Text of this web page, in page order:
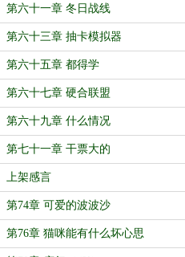
第六十一章 冬日战线
第六十三章 抽卡模拟器
第六十五章 都得学
第六十七章 硬合联盟
第六十九章 什么情况
第七十一章 干票大的
上架感言
第74章 可爱的波波沙
第76章 猫咪能有什么坏心思